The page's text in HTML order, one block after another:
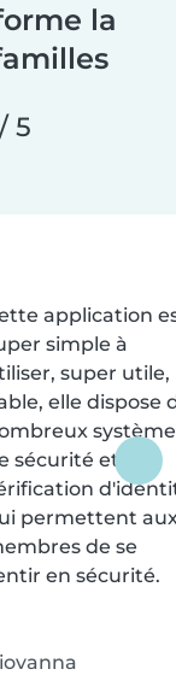
la
5
application
simple à
super utile,
elle dispose
sécurité et de
permettent
de se
en sécurité.